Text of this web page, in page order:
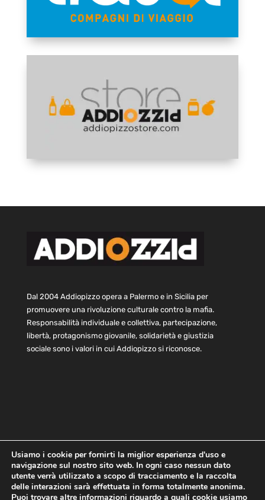
Dal 2004 Addiopizzo opera a Palermo e in Sicilia per
promuovere una rivoluzione culturale contro la mafia.
Responsabilità individuale e collettiva, partecipazione,
libertà, protagonismo giovanile, solidarietà e giustizia
sociale sono i valori in cui Addiopizzo si riconosce.
Home Statuto e bilancio
Contatti
Privacy
Cookie Child Protection Policy
Usiamo i cookie per fornirti la miglior esperienza d'uso e
navigazione sul nostro sito web. In ogni caso nessun dato
utente verrà utilizzato a scopo di tracciamento e la raccolta
delle interazioni sarà effettuata in forma totalmente anonima.
Puoi trovare altre informazioni riguardo a quali cookie usiamo